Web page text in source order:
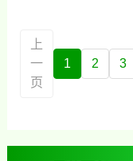
上
一
页
1 2 3